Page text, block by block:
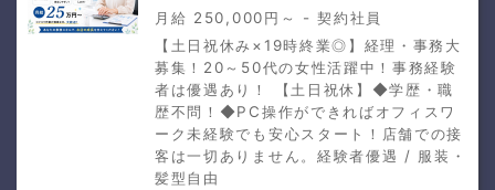
月給 250,000円～ - 契約社員
【土日祝休み×19時終業◎】経理・事務大
募集！20～50代の女性活躍中！事務経験
者は優遇あり！ 【土日祝休】◆学歴・職
歴不問！◆PC操作ができればオフィスワ
ーク未経験でも安心スタート！店舗での接
客は一切ありません。経験者優遇 / 服装・
髪型自由